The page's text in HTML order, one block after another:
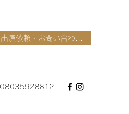
出演依頼・お問い合わ...
08035928812